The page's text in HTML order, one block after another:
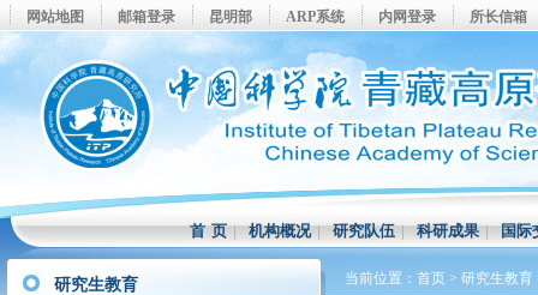
网站地图 邮箱登录 昆明部 ARP系统 内网登录 所长信箱
首 页|机构概况|研究队伍|科研成果|国际
研究生教育 当前位置： 首页 > 研究生教育